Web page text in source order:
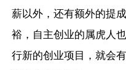
薪以外，还有额外的提
裕，自主创业的属虎人
行新的创业项目，就会